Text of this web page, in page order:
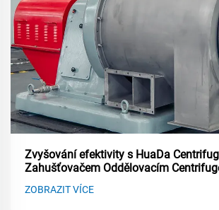
Zvyšování efektivity s HuaDa
Zahušťovačem Oddělovacím
ZOBRAZIT VÍCE